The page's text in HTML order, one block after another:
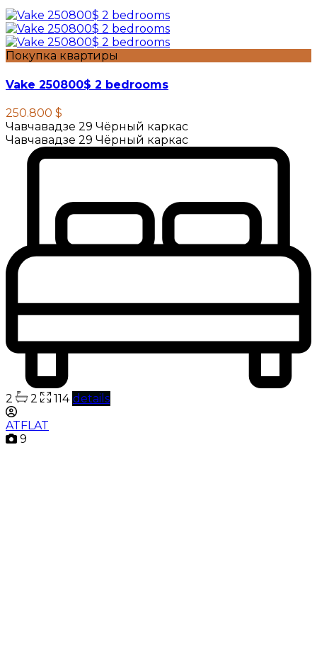
Покупка квартиры
Vake 250800$ 2 bedrooms
250.800 $
Чавчавадзе 29 Чёрный каркас
Чавчавадзе 29 Чёрный каркас
2 2 114 details
ATFLAT
9